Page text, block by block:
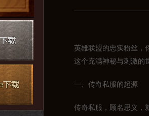
英雄联盟的忠实粉丝，
这个充满神秘与刺激的
一、传奇私服的起源
传奇私服，顾名思义，